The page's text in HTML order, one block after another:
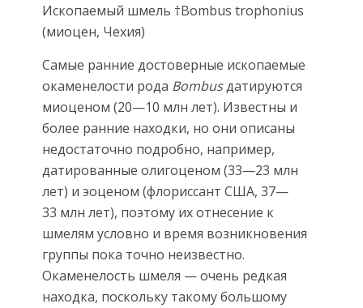
Ископаемый шмель †Bombus trophonius
(миоцен, Чехия)
Самые ранние достоверные ископаемые
окаменелости рода Bombusдатируются
миоценом (20—10 млн лет). Известны и
более ранние находки, но они описаны
недостаточно подробно, например,
датированные олигоценом (33—23 млн
лет) и эоценом (флориссант США, 37—
33 млн лет), поэтому их отнесение к
шмелям условно и время возникновения
группы пока точно неизвестно.
Окаменелость шмеля — очень редкая
находка, поскольку такому большому